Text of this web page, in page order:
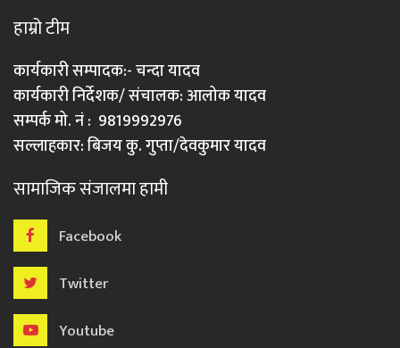
हाम्रो टीम
कार्यकारी सम्पादक:- चन्दा यादव
कार्यकारी निर्देशक/ संचालक: आलोक यादव
सम्पर्क मो. नं : 9819992976
सल्लाहकार: बिजय कु. गुप्ता/देवकुमार यादव
सामाजिक संजालमा हामी
Facebook
Twitter
Youtube